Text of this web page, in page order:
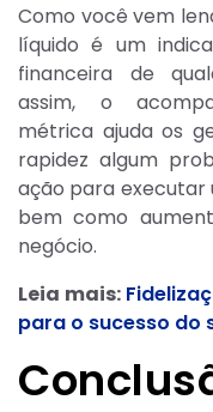
Como você vem
líquido é um
financeira de
assim, o
métrica ajuda os
rapidez algum
ação para executar
bem como
negócio.
Leia mais:
para o sucesso do